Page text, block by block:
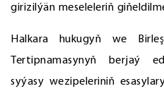
girizilýän meseleleriň
Halkara hukugyň we
Tertipnamasynyň berjaý
syýasy wezipeleriniň